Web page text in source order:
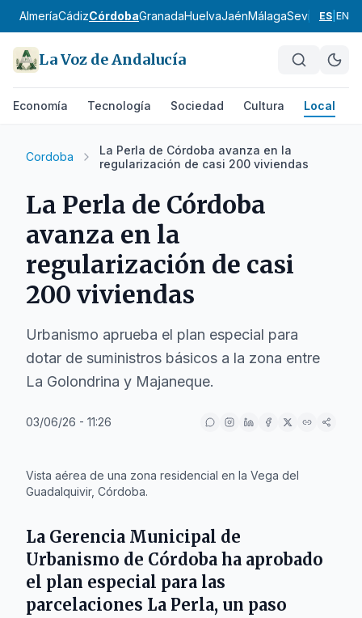
AlmeríaCádizCórdobaGranadaHuelvaJaénMálagaSevillaES EN
La Voz de Andalucía
Economía Tecnología Sociedad Cultura Local
Cordoba
La Perla de Córdoba avanza en la
regularización de casi 200 viviendas
La Perla de Córdoba
avanza en la
regularización de casi
200 viviendas
Urbanismo aprueba el plan especial para
dotar de suministros básicos a la zona entre
La Golondrina y Majaneque.
03/06/26 - 11:26
Vista aérea de una zona residencial en la Vega del
Guadalquivir, Córdoba.
La Gerencia Municipal de
Urbanismo de Córdoba ha aprobado
el plan especial para las
parcelaciones La Perla, un paso